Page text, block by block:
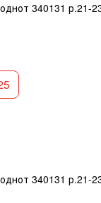
однот 340131 р.21-
однот 340131 р.21-